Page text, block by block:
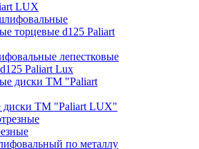
LUX
лепестковые
Paliart Lux
диски ТМ "Paliart LUX"